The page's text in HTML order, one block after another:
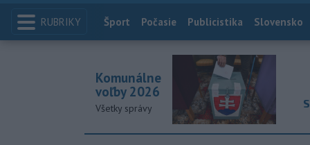
RUBRIKY Index
Šport Počasie Publicistika Slovensko
Komunálne
voľby 2026
Všetky správy